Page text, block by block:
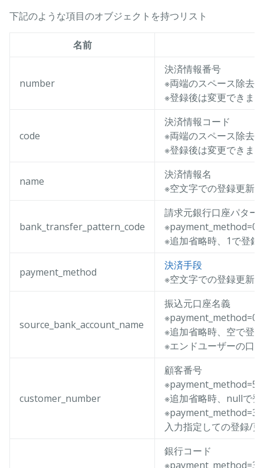
下記のような項目のオブジェクトを持つリスト
名前
number
決済情報番号
※両端のスペース除去
※登録後は変更できま
code
決済情報コード
※両端のスペース除去
※登録後は変更できま
name
決済情報名
※空文字での登録更新
bank_transfer_pattern_code
請求元銀行口座パター
※payment_method=0
※追加省略時、1で登録
payment_method
決済手段
※空文字での登録更新
source_bank_account_name
振込元口座名義
※追加省略時、空で登
※エンドユーザーの口
customer_number
顧客番号
※payment_method=5
※追加省略時、nullで
※payment_method=3
入力指定しての登録/
銀行コード